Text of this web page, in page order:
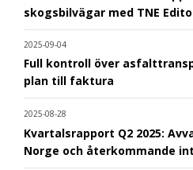
skogsbilvägar med TNE
2025-09-04
Full kontroll över
plan till faktura
2025-08-28
Kvartalsrapport Q2 2025:
Norge och återkommande